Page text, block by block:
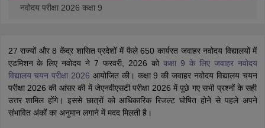
नवोदय परीक्षा 2026 कक्षा 9
27 राज्यों और 8 केंद्र शासित प्रदेशों में फैले 650 कार्यरत जवाहर नवोदय विद्यालयों में
एडमिशन के लिए नवोदय ने 7 फरवरी, 2026 कोकक्षा 9 के लिए जवाहर नवोदय
विद्यालय चयन परीक्षा 2026 आयोजित की। कक्षा 9 की जवाहर नवोदय विद्यालय चयन
परीक्षा 2026 की आंसर की में जेएनवीएसटी परीक्षा 2026 में पूछे गए सभी प्रश्नों के सही
उत्तर शामिल होंगे। इससे छात्रों को आधिकारिक रिजल्ट घोषित होने से पहले अपने
संभावित अंकों का अनुमान लगाने में मदद मिलती है।